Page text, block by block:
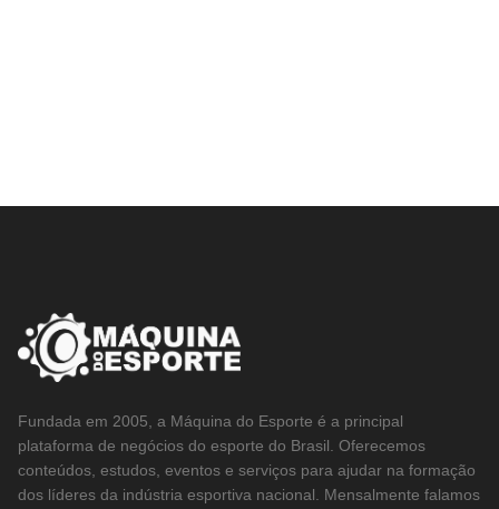
Fundada em 2005, a Máquina do Esporte é a principal
plataforma de negócios do esporte do Brasil. Oferecemos
conteúdos, estudos, eventos e serviços para ajudar na formação
dos líderes da indústria esportiva nacional. Mensalmente falamos